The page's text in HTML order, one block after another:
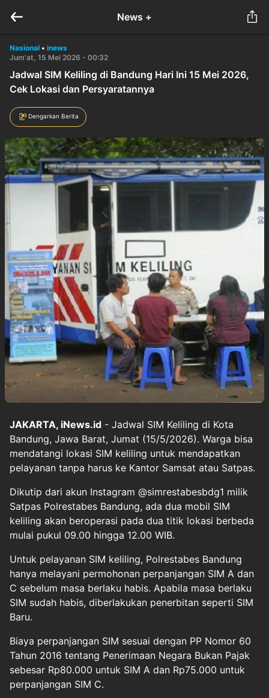
News +
Nasional • inews
Jum'at, 15 Mei 2026 - 00:32
Jadwal SIM Keliling di Bandung Hari Ini 15 Mei 2026,
Cek Lokasi dan Persyaratannya
Dengarkan Berita
JAKARTA, iNews.id - Jadwal SIM Keliling di Kota
Bandung, Jawa Barat, Jumat (15/5/2026). Warga bisa
mendatangi lokasi SIM keliling untuk mendapatkan
pelayanan tanpa harus ke Kantor Samsat atau Satpas.
Dikutip dari akun Instagram @simrestabesbdg1 milik
Satpas Polrestabes Bandung, ada dua mobil SIM
keliling akan beroperasi pada dua titik lokasi berbeda
mulai pukul 09.00 hingga 12.00 WIB.
Untuk pelayanan SIM keliling, Polrestabes Bandung
hanya melayani permohonan perpanjangan SIM A dan
C sebelum masa berlaku habis. Apabila masa berlaku
SIM sudah habis, diberlakukan penerbitan seperti SIM
Baru.
Biaya perpanjangan SIM sesuai dengan PP Nomor 60
Tahun 2016 tentang Penerimaan Negara Bukan Pajak
sebesar Rp80.000 untuk SIM A dan Rp75.000 untuk
perpanjangan SIM C.